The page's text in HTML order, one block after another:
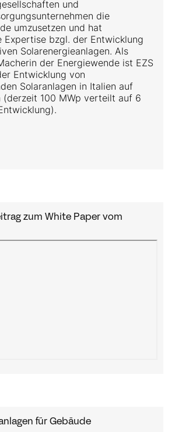
und
die
umzusetzen und hat
Expertise bzgl. der Entwicklung
Solarenergieanlagen. Als
der Energiewende ist EZS
Entwicklung von
Solaranlagen in Italien auf
(derzeit 100 MWp verteilt auf 6
zum White Paper vom
für Gebäude